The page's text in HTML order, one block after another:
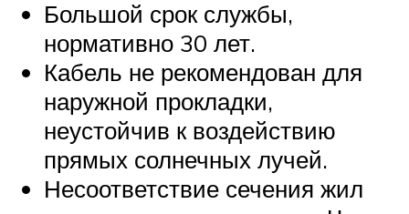
Большой срок службы,
нормативно 30 лет.
Кабель не рекомендован для
наружной прокладки,
неустойчив к воздействию
прямых солнечных лучей.
Несоответствие сечения жил